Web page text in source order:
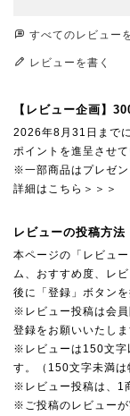
すべてのレビュー
レビューを書く
【レビュー企画】
2026年8月31日まで
ポイントを進呈させて
※一部商品はプレゼン
詳細はこちら＞＞＞
レビューの投稿方法
本ページの「レビュ
ム、おすすめ度、レ
後に「登録」ボタンを
※レビュー投稿は会員
登録をお願いいたしま
※レビューは150文字
す。（150文字未満は
※レビュー投稿は、1
※ご投稿のレビューが